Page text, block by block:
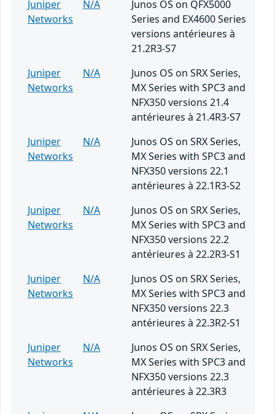
Juniper
Networks
N/A
Junos OS on QFX5000
Series and EX4600 Series
versions antérieures à
21.2R3-S7
Juniper
Networks
N/A
Junos OS on SRX Series,
MX Series with SPC3 and
NFX350 versions 21.4
antérieures à 21.4R3-S7
Juniper
Networks
N/A
Junos OS on SRX Series,
MX Series with SPC3 and
NFX350 versions 22.1
antérieures à 22.1R3-S2
Juniper
Networks
N/A
Junos OS on SRX Series,
MX Series with SPC3 and
NFX350 versions 22.2
antérieures à 22.2R3-S1
Juniper
Networks
N/A
Junos OS on SRX Series,
MX Series with SPC3 and
NFX350 versions 22.3
antérieures à 22.3R2-S1
Juniper
Networks
N/A
Junos OS on SRX Series,
MX Series with SPC3 and
NFX350 versions 22.3
antérieures à 22.3R3